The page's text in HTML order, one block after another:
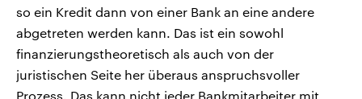
so ein Kredit dann von einer Bank an eine andere
abgetreten werden kann. Das ist ein sowohl
finanzierungstheoretisch als auch von der
juristischen Seite her überaus anspruchsvoller
Prozess. Das kann nicht jeder Bankmitarbeiter mit